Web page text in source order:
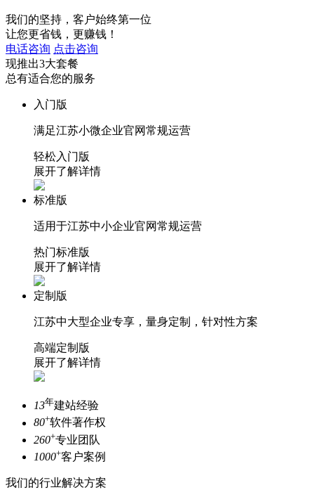
我们的坚持，客户始终第一位
让您更省钱，更赚钱！
电话咨询 点击咨询
现推出3大套餐
总有适合您的服务
入门版
满足江苏小微企业官网常规运营
轻松入门版
展开了解详情
标准版
适用于江苏中小企业官网常规运营
热门标准版
展开了解详情
定制版
江苏中大型企业专享，量身定制，针对性方案
高端定制版
展开了解详情
13年建站经验
80+软件著作权
260+专业团队
1000+客户案例
我们的行业解决方案